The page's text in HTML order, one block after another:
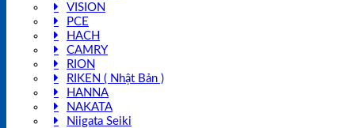
VISION
PCE
HACH
CAMRY
RION
RIKEN ( Nhật Bản )
HANNA
NAKATA
Niigata Seiki